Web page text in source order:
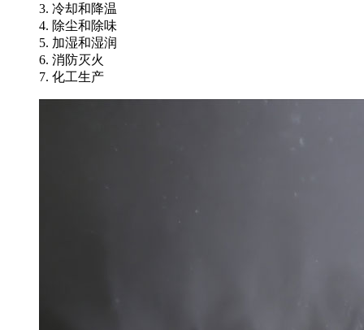
3. 冷却和降温
4. 除尘和除味
5. 加湿和湿润
6. 消防灭火
7. 化工生产